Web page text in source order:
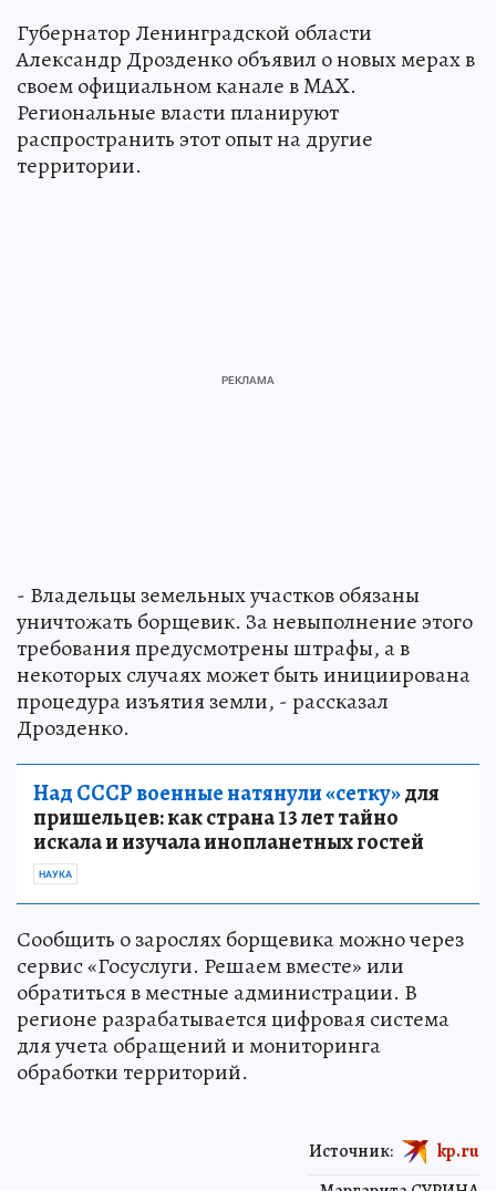
Губернатор Ленинградской области
Александр Дрозденко объявил о новых мерах в
своем официальном канале в MAX.
Региональные власти планируют
распространить этот опыт на другие
территории.
- Владельцы земельных участков обязаны
уничтожать борщевик. За невыполнение этого
требования предусмотрены штрафы, а в
некоторых случаях может быть инициирована
процедура изъятия земли, - рассказал
Дрозденко.
Над СССР военные натянули «сетку»для
пришельцев: как страна 13 лет тайно
искала и изучала инопланетных гостей
НАУКА
Сообщить о зарослях борщевика можно через
сервис «Госуслуги. Решаем вместе» или
обратиться в местные администрации. В
регионе разрабатывается цифровая система
для учета обращений и мониторинга
обработки территорий.
Источник: kp.ru